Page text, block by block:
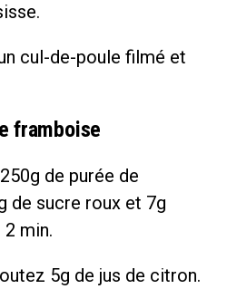
cul-de-poule filmé et
framboise
de purée de
de sucre roux et 7g
min.
5g de jus de citron.